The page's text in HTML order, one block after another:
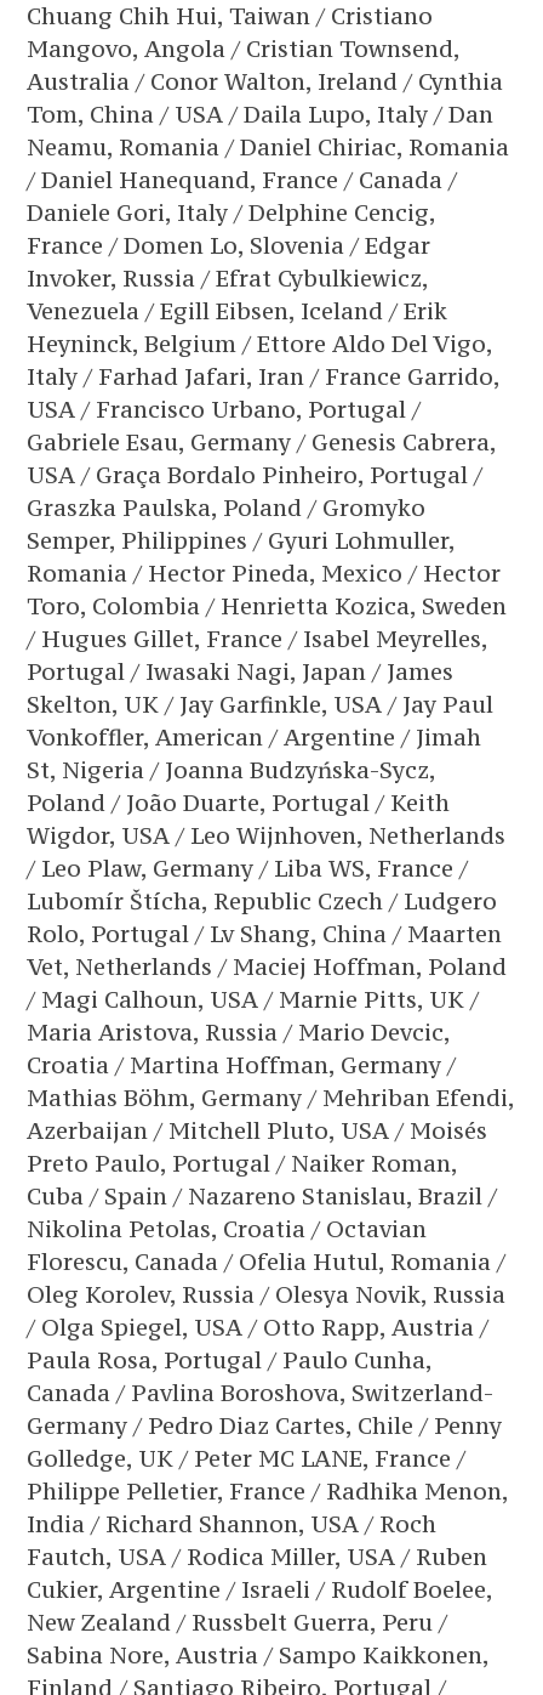
Chuang Chih Hui, Taiwan / Cristiano
Mangovo, Angola / Cristian Townsend,
Australia / Conor Walton, Ireland / Cynthia
Tom, China / USA / Daila Lupo, Italy / Dan
Neamu, Romania / Daniel Chiriac, Romania
/ Daniel Hanequand, France / Canada /
Daniele Gori, Italy / Delphine Cencig,
France / Domen Lo, Slovenia / Edgar
Invoker, Russia / Efrat Cybulkiewicz,
Venezuela / Egill Eibsen, Iceland / Erik
Heyninck, Belgium / Ettore Aldo Del Vigo,
Italy / Farhad Jafari, Iran / France Garrido,
USA / Francisco Urbano, Portugal /
Gabriele Esau, Germany / Genesis Cabrera,
USA / Graça Bordalo Pinheiro, Portugal /
Graszka Paulska, Poland / Gromyko
Semper, Philippines / Gyuri Lohmuller,
Romania / Hector Pineda, Mexico / Hector
Toro, Colombia / Henrietta Kozica, Sweden
/ Hugues Gillet, France / Isabel Meyrelles,
Portugal / Iwasaki Nagi, Japan / James
Skelton, UK / Jay Garfinkle, USA / Jay Paul
Vonkoffler, American / Argentine / Jimah
St, Nigeria / Joanna Budzyńska-Sycz,
Poland / João Duarte, Portugal / Keith
Wigdor, USA / Leo Wijnhoven, Netherlands
/ Leo Plaw, Germany / Liba WS, France /
Lubomír Štícha, Republic Czech / Ludgero
Rolo, Portugal / Lv Shang, China / Maarten
Vet, Netherlands / Maciej Hoffman, Poland
/ Magi Calhoun, USA / Marnie Pitts, UK /
Maria Aristova, Russia / Mario Devcic,
Croatia / Martina Hoffman, Germany /
Mathias Böhm, Germany / Mehriban Efendi,
Azerbaijan / Mitchell Pluto, USA / Moisés
Preto Paulo, Portugal / Naiker Roman,
Cuba / Spain / Nazareno Stanislau, Brazil /
Nikolina Petolas, Croatia / Octavian
Florescu, Canada / Ofelia Hutul, Romania /
Oleg Korolev, Russia / Olesya Novik, Russia
/ Olga Spiegel, USA / Otto Rapp, Austria /
Paula Rosa, Portugal / Paulo Cunha,
Canada / Pavlina Boroshova, Switzerland-
Germany / Pedro Diaz Cartes, Chile / Penny
Golledge, UK / Peter MC LANE, France /
Philippe Pelletier, France / Radhika Menon,
India / Richard Shannon, USA / Roch
Fautch, USA / Rodica Miller, USA / Ruben
Cukier, Argentine / Israeli / Rudolf Boelee,
New Zealand / Russbelt Guerra, Peru /
Sabina Nore, Austria / Sampo Kaikkonen,
Finland / Santiago Ribeiro, Portugal /